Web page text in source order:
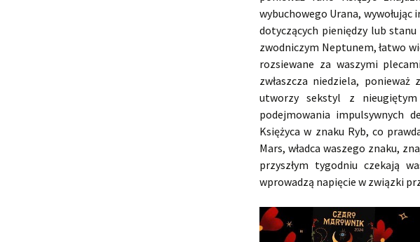
wybuchowego Urana,
dotyczących pieniędzy lub
zwodniczym Neptunem, łatwo
rozsiewane za waszymi
zwłaszcza niedziela,
utworzy sekstyl z
podejmowania impulsywnych
Księżyca w znaku Ryb, co
Mars, władca waszego znaku,
przyszłym tygodniu czekają
wprowadzą napięcie w związki